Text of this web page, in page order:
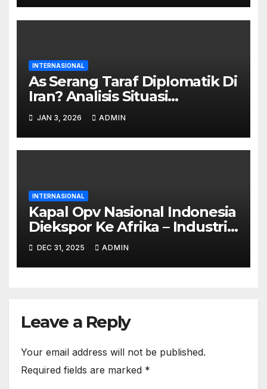
INTERNASIONAL
As Serang Taraf Diplomatik Di
Iran? Analisis Situasi
Internasional Terkini
JAN 3, 2026 ADMIN
INTERNASIONAL
Kapal Opv Nasional Indonesia
Diekspor Ke Afrika – Industri
Pertahanan Go Global
DEC 31, 2025 ADMIN
Leave a Reply
Your email address will not be published.
Required fields are marked *